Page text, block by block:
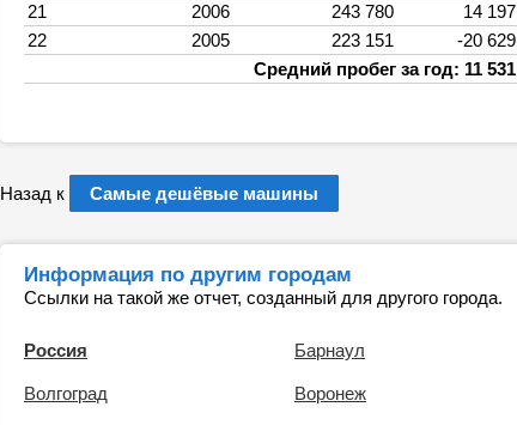
21
2006 243 780
14 197
22
2005 223 151
-20 629
Средний пробег за год: 11 531
Назад к Самые дешёвые машины
Информация по другим городам
Ссылки на такой же отчет, созданный для другого города.
Россия Барнаул
Волгоград Воронеж